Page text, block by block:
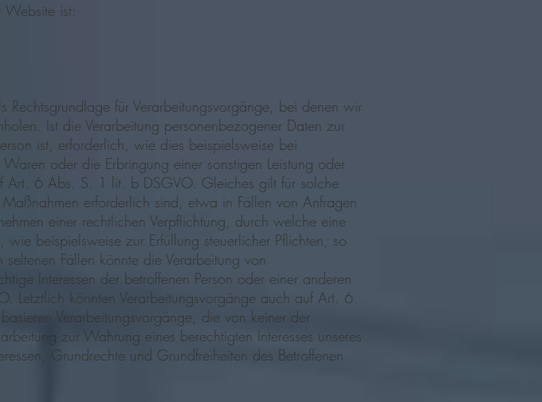
Website ist:
für Verarbeitungsvorgänge, bei denen wir
Ist die Verarbeitung personenbezogener Daten zur
ist, erforderlich, wie dies beispielsweise bei
oder die Erbringung einer sonstigen Leistung oder
Art. 6 Abs. S. 1 lit. b DSGVO. Gleiches gilt für solche
erforderlich sind, etwa in Fällen von Anfragen
einer rechtlichen Verpflichtung, durch welche eine
beispielsweise zur Erfüllung steuerlicher Pflichten, so
Fällen könnte die Verarbeitung von
Interessen der betroffenen Person oder einer anderen
Letztlich könnten Verarbeitungsvorgänge auch auf Art. 6
Verarbeitungsvorgänge, die von keiner der
zur Wahrung eines berechtigten Interesses unseres
Grundrechte und Grundfreiheiten des Betroffenen